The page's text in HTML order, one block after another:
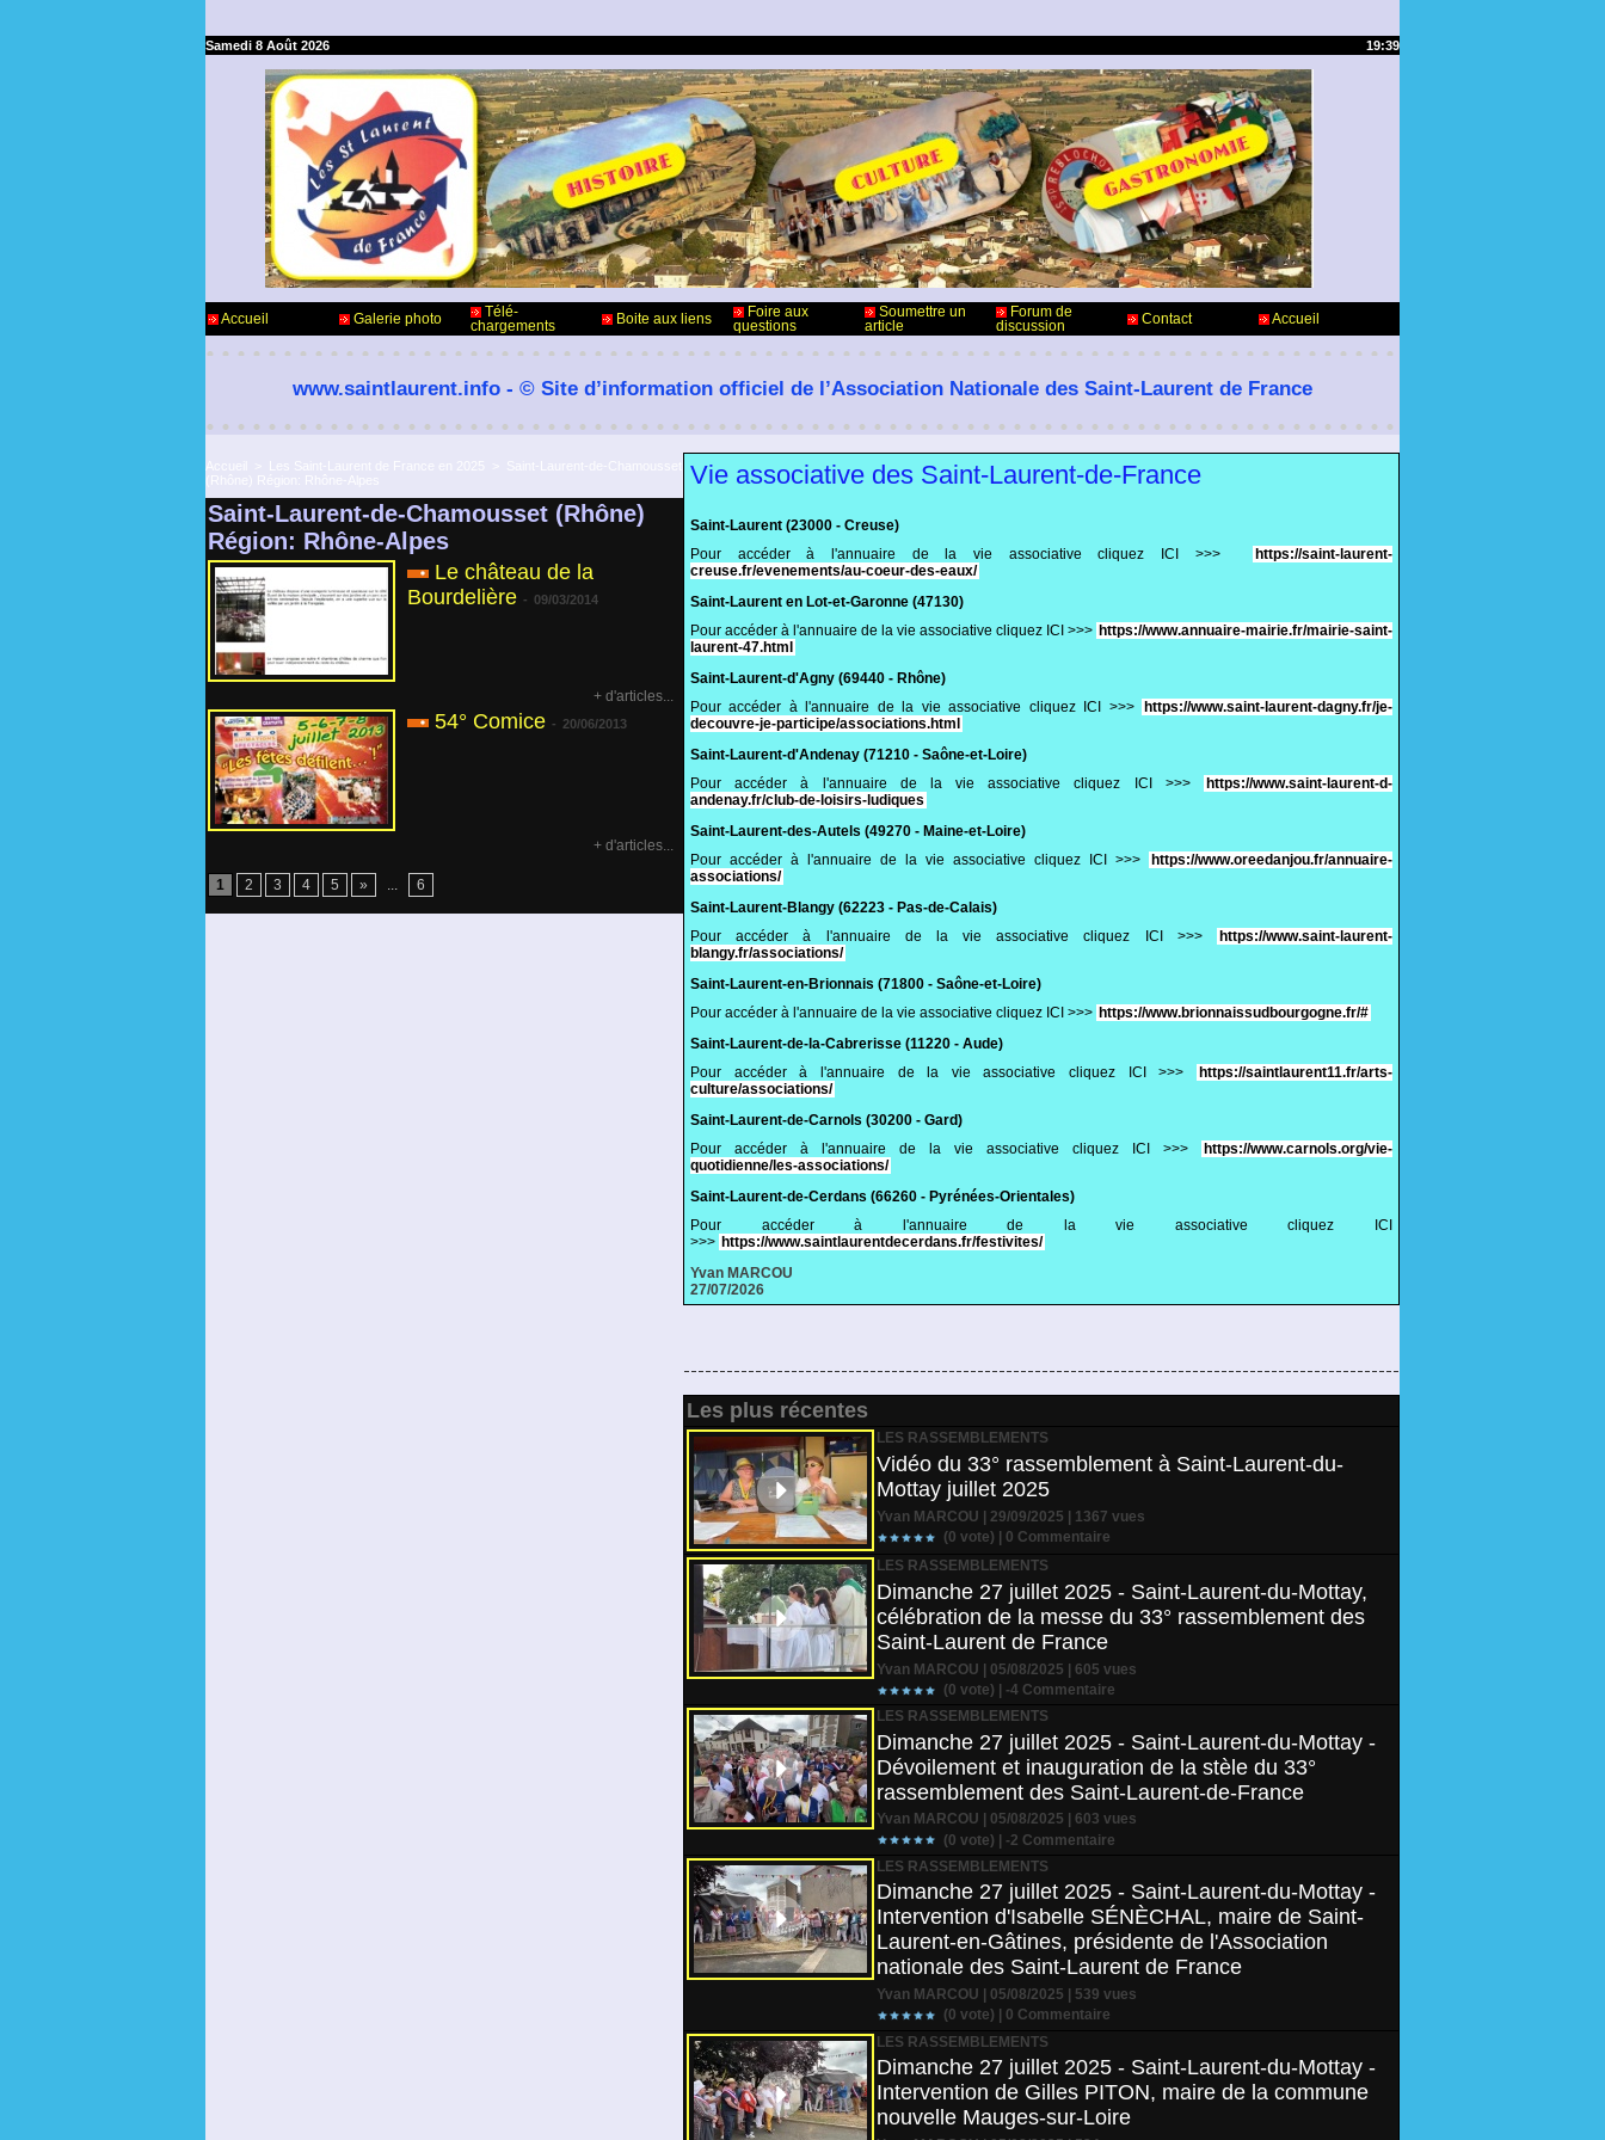
Samedi 8 Août 2026 19:39
Accueil Galerie photo
Télé-
chargements
Boite aux liens
Foire aux
questions
Soumettre un
article
Forum de
discussion
Contact Accueil
www.saintlaurent.info - © Site d’information officiel de l’Association Nationale des Saint-Laurent de France
Saint-Laurent-de-Chamousset (Rhône)
Région: Rhône-Alpes
Le château de la
Bourdelière - 09/03/2014
+ d'articles...
54° Comice - 20/06/2013
+ d'articles...
1 2 3 4 5 » ... 6
Vie associative des Saint-Laurent-de-France
Saint-Laurent (23000 - Creuse)
Pour accéder à l'annuaire de la vie associative cliquez ICI >>>
https://saint-laurent-
creuse.fr/evenements/au-coeur-des-eaux/
Saint-Laurent en Lot-et-Garonne (47130)
Pour accéder à l'annuaire de la vie associative cliquez ICI >>> https://www.annuaire-mairie.fr/mairie-saint-
laurent-47.html
Saint-Laurent-d'Agny (69440 - Rhône)
Pour accéder à l'annuaire de la vie associative cliquez ICI >>>
https://www.saint-laurent-dagny.fr/je-
decouvre-je-participe/associations.html
Saint-Laurent-d'Andenay (71210 - Saône-et-Loire)
Pour accéder à l'annuaire de la vie associative cliquez ICI >>>
https://www.saint-laurent-d-
andenay.fr/club-de-loisirs-ludiques
Saint-Laurent-des-Autels (49270 - Maine-et-Loire)
Pour accéder à l'annuaire de la vie associative cliquez ICI >>>
https://www.oreedanjou.fr/annuaire-
associations/
Saint-Laurent-Blangy (62223 - Pas-de-Calais)
Pour accéder à l'annuaire de la vie associative cliquez ICI >>>
https://www.saint-laurent-
blangy.fr/associations/
Saint-Laurent-en-Brionnais (71800 - Saône-et-Loire)
Pour accéder à l'annuaire de la vie associative cliquez ICI >>> https://www.brionnaissudbourgogne.fr/#
Saint-Laurent-de-la-Cabrerisse (11220 - Aude)
Pour accéder à l'annuaire de la vie associative cliquez ICI >>>
https://saintlaurent11.fr/arts-
culture/associations/
Saint-Laurent-de-Carnols (30200 - Gard)
Pour accéder à l'annuaire de la vie associative cliquez ICI >>>
https://www.carnols.org/vie-
quotidienne/les-associations/
Saint-Laurent-de-Cerdans (66260 - Pyrénées-Orientales)
Pour accéder à l'annuaire de la vie associative cliquez ICI
>>> https://www.saintlaurentdecerdans.fr/festivites/
Yvan MARCOU
27/07/2026
Les plus récentes
LES RASSEMBLEMENTS
Vidéo du 33° rassemblement à Saint-Laurent-du-
Mottay juillet 2025
Yvan MARCOU | 29/09/2025 | 1367 vues
(0 vote) | 0 Commentaire
LES RASSEMBLEMENTS
Dimanche 27 juillet 2025 - Saint-Laurent-du-Mottay,
célébration de la messe du 33° rassemblement des
Saint-Laurent de France
Yvan MARCOU | 05/08/2025 | 605 vues
(0 vote) | -4 Commentaire
LES RASSEMBLEMENTS
Dimanche 27 juillet 2025 - Saint-Laurent-du-Mottay -
Dévoilement et inauguration de la stèle du 33°
rassemblement des Saint-Laurent-de-France
Yvan MARCOU | 05/08/2025 | 603 vues
(0 vote) | -2 Commentaire
LES RASSEMBLEMENTS
Dimanche 27 juillet 2025 - Saint-Laurent-du-Mottay -
Intervention d'Isabelle SÉNÈCHAL, maire de Saint-
Laurent-en-Gâtines, présidente de l'Association
nationale des Saint-Laurent de France
Yvan MARCOU | 05/08/2025 | 539 vues
(0 vote) | 0 Commentaire
LES RASSEMBLEMENTS
Dimanche 27 juillet 2025 - Saint-Laurent-du-Mottay -
Intervention de Gilles PITON, maire de la commune
nouvelle Mauges-sur-Loire